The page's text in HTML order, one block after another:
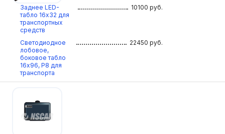
Заднее LED-
табло 16х32 для
транспортных
средств
10100 руб.
Светодиодное
лобовое,
боковое табло
16х96, Р8 для
транспорта
22450 руб.